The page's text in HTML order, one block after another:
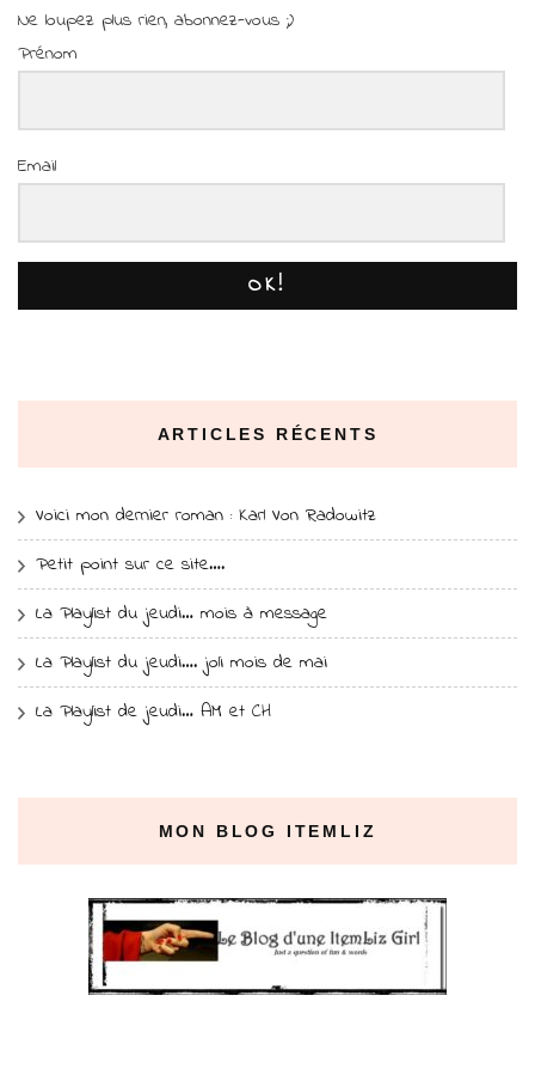
Ne loupez plus rien, abonnez-vous ;)
Prénom
Email
OK!
ARTICLES RÉCENTS
Voici mon dernier roman : Karl Von Radowitz
Petit point sur ce site….
La Playlist du jeudi… mois à message
La Playlist du jeudi…. joli mois de mai
La Playlist de jeudi… AM et CH
MON BLOG ITEMLIZ